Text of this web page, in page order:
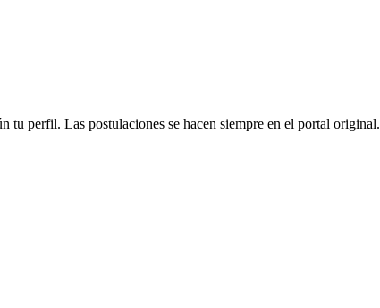
tu perfil. Las postulaciones se hacen siempre en el portal original.